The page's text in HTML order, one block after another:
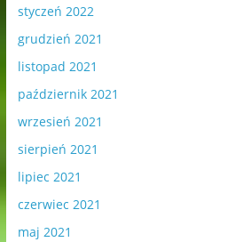
styczeń 2022
grudzień 2021
listopad 2021
październik 2021
wrzesień 2021
sierpień 2021
lipiec 2021
czerwiec 2021
maj 2021